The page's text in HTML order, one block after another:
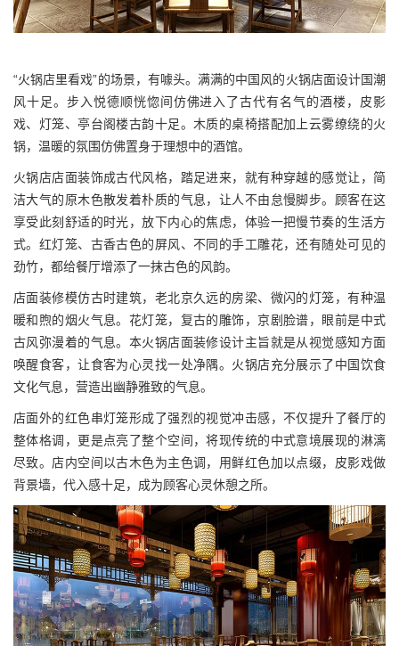
“火锅店里看戏”的场景，有噱头。满满的中国风的火锅店面设计国潮
风十足。步入悦德顺恍惚间仿佛进入了古代有名气的酒楼，皮影
戏、灯笼、亭台阁楼古韵十足。木质的桌椅搭配加上云雾缭绕的火
锅，温暖的氛围仿佛置身于理想中的酒馆。
火锅店店面装饰成古代风格，踏足进来，就有种穿越的感觉让，简
洁大气的原木色散发着朴质的气息，让人不由怠慢脚步。顾客在这
享受此刻舒适的时光，放下内心的焦虑，体验一把慢节奏的生活方
式。红灯笼、古香古色的屏风、不同的手工雕花，还有随处可见的
劲竹，都给餐厅增添了一抹古色的风韵。
店面装修模仿古时建筑，老北京久远的房梁、微闪的灯笼，有种温
暖和煦的烟火气息。花灯笼，复古的雕饰，京剧脸谱，眼前是中式
古风弥漫着的气息。本火锅店面装修设计主旨就是从视觉感知方面
唤醒食客，让食客为心灵找一处净隅。火锅店充分展示了中国饮食
文化气息，营造出幽静雅致的气息。
店面外的红色串灯笼形成了强烈的视觉冲击感，不仅提升了餐厅的
整体格调，更是点亮了整个空间，将现传统的中式意境展现的淋漓
尽致。店内空间以古木色为主色调，用鲜红色加以点缀，皮影戏做
背景墙，代入感十足，成为顾客心灵休憩之所。